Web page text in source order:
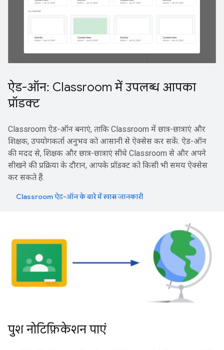
ऐड-ऑन: Classroom में उपलब्ध आपका
प्रॉडक्ट
Classroom ऐड-ऑन बनाएं, ताकि Classroom में छात्र-छात्राएं और
शिक्षक, उपयोगकर्ता अनुभव को आसानी से ऐक्सेस कर सकें. ऐड-ऑन
की मदद से, शिक्षक और छात्र-छात्राएं सीधे Classroom से और अपने
सीखने की प्रक्रिया के दौरान, आपके प्रॉडक्ट को किसी भी समय ऐक्सेस
कर सकते हैं.
Classroom ऐड-ऑन के बारे में खास जानकारी
पुश नोटिफ़िकेशन पाएं